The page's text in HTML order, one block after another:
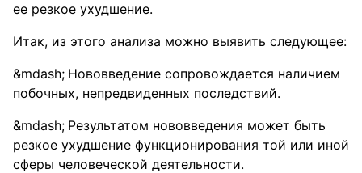
ее резкое ухудшение.
Итак, из этого анализа можно выявить следующее:
Нововведение сопровождается наличием
побочных, непредвиденных последствий.
Результатом нововведения может быть
резкое ухудшение функционирования той или иной
сферы человеческой деятельности.